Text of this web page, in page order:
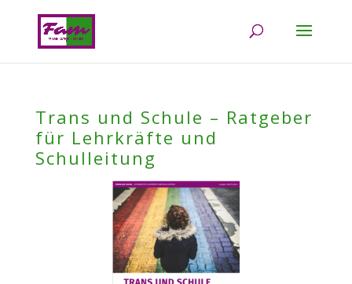
Trans und Schule – Ratgeber
für Lehrkräfte und
Schulleitung